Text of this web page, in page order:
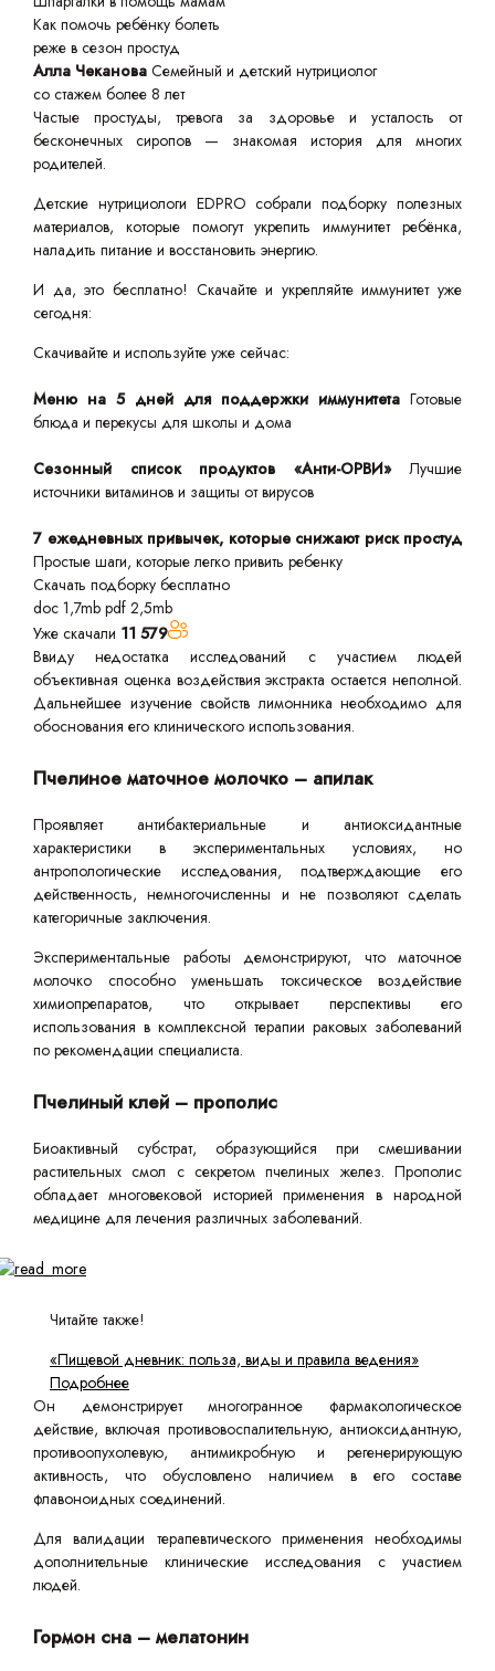
Как помочь ребёнку болеть
реже в сезон простуд
Алла Чеканова Семейный и детский нутрициолог
со стажем более 8 лет
Частые простуды, тревога за здоровье и усталость от
бесконечных сиропов — знакомая история для многих
родителей.
Детские нутрициологи EDPRO собрали подборку полезных
материалов, которые помогут укрепить иммунитет ребёнка,
наладить питание и восстановить энергию.
И да, это бесплатно! Скачайте и укрепляйте иммунитет уже
сегодня:
Скачивайте и используйте уже сейчас:
Меню на 5 дней для поддержки иммунитета Готовые
блюда и перекусы для школы и дома
Сезонный список продуктов «Анти-ОРВИ»
Лучшие
источники витаминов и защиты от вирусов
7 ежедневных привычек, которые снижают риск простуд
Простые шаги, которые легко привить ребенку
Скачать подборку бесплатно
doc 1,7mb pdf 2,5mb
Уже скачали 11 579
Ввиду недостатка исследований с участием людей
объективная оценка воздействия экстракта остается неполной.
Дальнейшее изучение свойств лимонника необходимо для
обоснования его клинического использования.
Пчелиное маточное молочко – апилак
Проявляет антибактериальные и антиоксидантные
характеристики в экспериментальных условиях, но
антропологические исследования, подтверждающие его
действенность, немногочисленны и не позволяют сделать
категоричные заключения.
Экспериментальные работы демонстрируют, что маточное
молочко способно уменьшать токсическое воздействие
химиопрепаратов, что открывает перспективы его
использования в комплексной терапии раковых заболеваний
по рекомендации специалиста.
Пчелиный клей – прополис
Биоактивный субстрат, образующийся при смешивании
растительных смол с секретом пчелиных желез. Прополис
обладает многовековой историей применения в народной
медицине для лечения различных заболеваний.
Читайте также!
«Пищевой дневник: польза, виды и правила ведения»
Подробнее
Он демонстрирует многогранное фармакологическое
действие, включая противовоспалительную, антиоксидантную,
противоопухолевую, антимикробную и регенерирующую
активность, что обусловлено наличием в его составе
флавоноидных соединений.
Для валидации терапевтического применения необходимы
дополнительные клинические исследования с участием
людей.
Гормон сна – мелатонин